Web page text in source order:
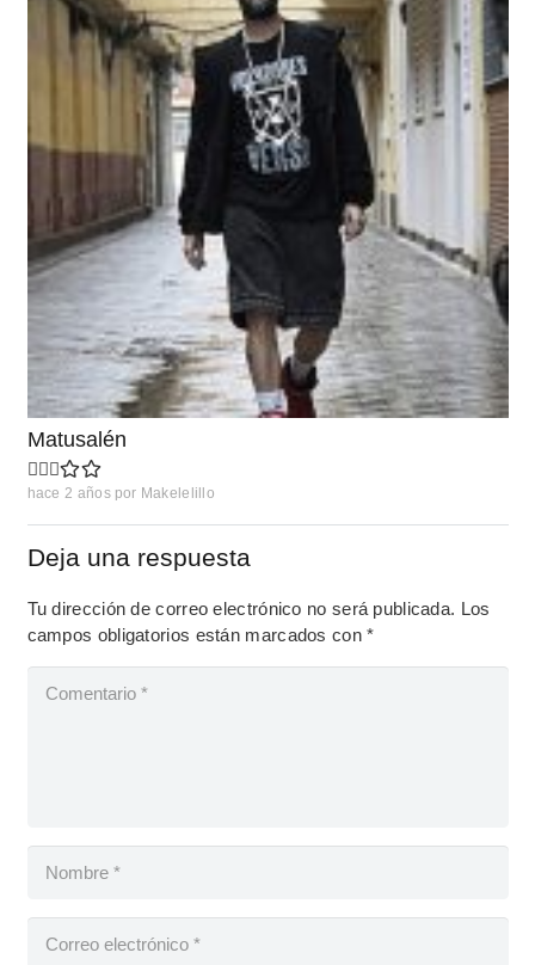
Matusalén
hace 2 años por Makelelillo
Deja una respuesta
Tu dirección de correo electrónico no será publicada. Los
campos obligatorios están marcados con*